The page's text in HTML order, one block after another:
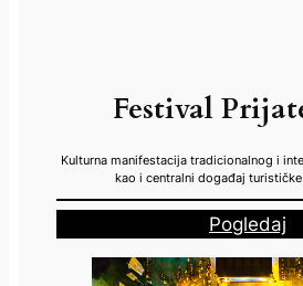
Festival
Kulturna manifestacija tradicionalnog i
kao i centralni događaj
Pogledaj